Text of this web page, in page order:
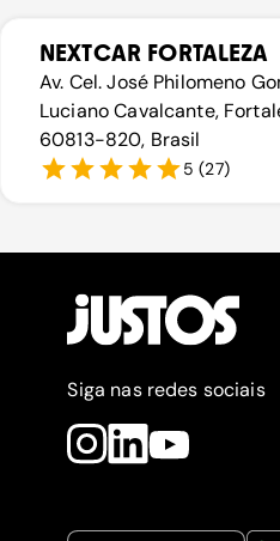
NEXTCAR FORTALEZA
Av. Cel. José Philomeno
Luciano Cavalcante,
60813-820, Brasil
5 (27)
Siga nas redes sociais